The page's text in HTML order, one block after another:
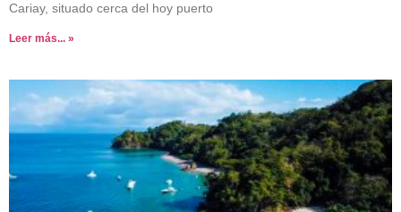
Cariay, situado cerca del hoy puerto
Leer más... »